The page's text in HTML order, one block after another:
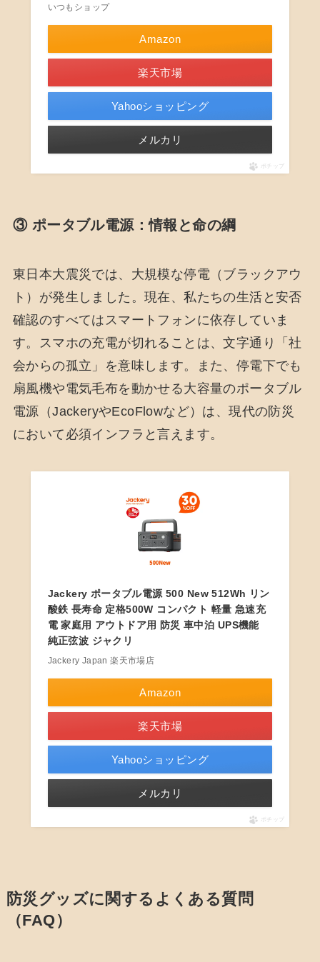
いつもショップ
Amazon
楽天市場
Yahooショッピング
メルカリ
ポチップ
③ ポータブル電源：情報と命の綱
東日本大震災では、大規模な停電（ブラックアウ
ト）が発生しました。現在、私たちの生活と安否
確認のすべてはスマートフォンに依存していま
す。スマホの充電が切れることは、文字通り「社
会からの孤立」を意味します。また、停電下でも
扇風機や電気毛布を動かせる大容量のポータブル
電源（JackeryやEcoFlowなど）は、現代の防災
において必須インフラと言えます。
Jackery ポータブル電源 500 New 512Wh リン
酸鉄 長寿命 定格500W コンパクト 軽量 急速充
電 家庭用 アウトドア用 防災 車中泊 UPS機能
純正弦波 ジャクリ
Jackery Japan 楽天市場店
Amazon
楽天市場
Yahooショッピング
メルカリ
ポチップ
防災グッズに関するよくある質問
（FAQ）